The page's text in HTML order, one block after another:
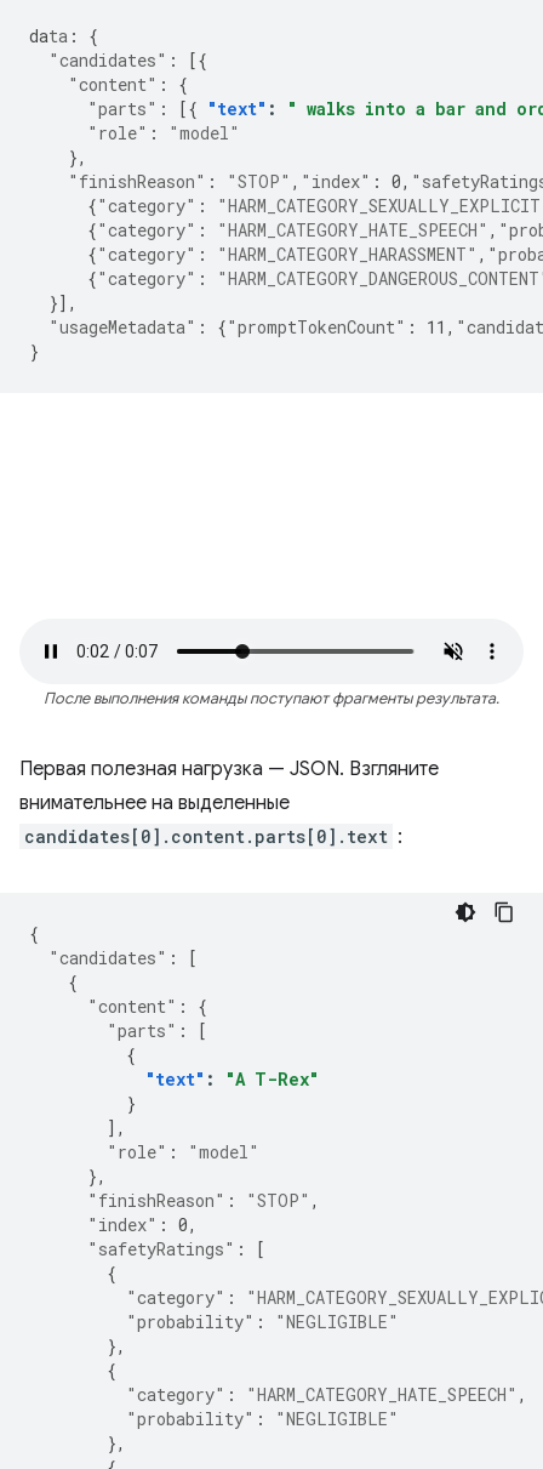
data :
{
"candidates" :
[{
"content" :
{
"parts" : [{ "text" :
" walks into a bar and
"role" :
"model"
},
"finishReason" : "STOP" , "index" : 0,
{"category" :
{"category" : "HARM_CATEGORY_HATE_SPEECH" ,
{"category" : "HARM_CATEGORY_HARASSMENT" ,
{"category" :
}],
"usageMetadata" : {"promptTokenCount" : 11 ,
}
После выполнения команды поступают фрагменты результата.
Первая полезная нагрузка — JSON. Взгляните
внимательнее на выделенные
candidates[0].content.parts[0].text :
{
"candidates" :
[
{
"content" :
{
"parts" :
[
{
"text" :
"A T-Rex"
}
],
"role" :
"model"
},
"finishReason" : "STOP" ,
"index" : 0,
"safetyRatings" :
[
{
"category" :
"probability" :
"NEGLIGIBLE"
},
{
"category" : "HARM_CATEGORY_HATE_SPEECH" ,
"probability" :
"NEGLIGIBLE"
},